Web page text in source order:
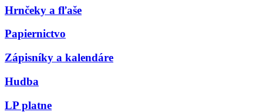
Hrnčeky a fľaše
Papiernictvo
Zápisníky a kalendáre
Hudba
LP platne